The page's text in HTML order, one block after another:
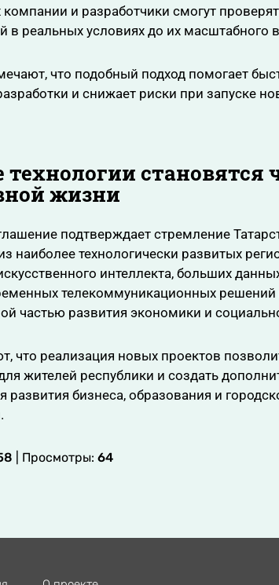
и разработчики смогут
в реальных условиях до их масштабного
что подобный подход помогает
и снижает риски при запуске
становятся
жизни
подтверждает стремление
наиболее технологически развитых
интеллекта, больших
телекоммуникационных решений
частью развития экономики и
что реализация новых проектов
жителей республики и создать
развития бизнеса, образования и
| Просмотры: 64